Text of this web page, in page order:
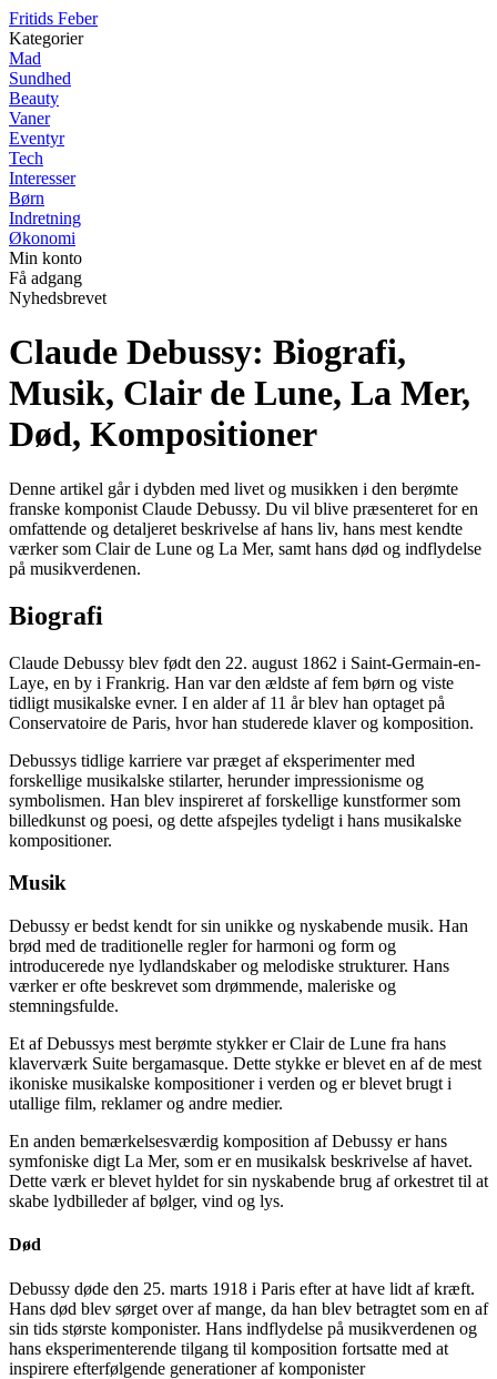
Fritids Feber
Kategorier
Mad
Sundhed
Beauty
Vaner
Eventyr
Tech
Interesser
Børn
Indretning
Økonomi
Min konto
Få adgang
Nyhedsbrevet
Claude Debussy: Biografi,
Musik, Clair de Lune, La Mer,
Død, Kompositioner
Denne artikel går i dybden med livet og musikken i den berømte
franske komponist Claude Debussy. Du vil blive præsenteret for en
omfattende og detaljeret beskrivelse af hans liv, hans mest kendte
værker som Clair de Lune og La Mer, samt hans død og indflydelse
på musikverdenen.
Biografi
Claude Debussy blev født den 22. august 1862 i Saint-Germain-en-
Laye, en by i Frankrig. Han var den ældste af fem børn og viste
tidligt musikalske evner. I en alder af 11 år blev han optaget på
Conservatoire de Paris, hvor han studerede klaver og komposition.
Debussys tidlige karriere var præget af eksperimenter med
forskellige musikalske stilarter, herunder impressionisme og
symbolismen. Han blev inspireret af forskellige kunstformer som
billedkunst og poesi, og dette afspejles tydeligt i hans musikalske
kompositioner.
Musik
Debussy er bedst kendt for sin unikke og nyskabende musik. Han
brød med de traditionelle regler for harmoni og form og
introducerede nye lydlandskaber og melodiske strukturer. Hans
værker er ofte beskrevet som drømmende, maleriske og
stemningsfulde.
Et af Debussys mest berømte stykker er Clair de Lune fra hans
klaverværk Suite bergamasque. Dette stykke er blevet en af ​​de mest
ikoniske musikalske kompositioner i verden og er blevet brugt i
utallige film, reklamer og andre medier.
En anden bemærkelsesværdig komposition af Debussy er hans
symfoniske digt La Mer, som er en musikalsk beskrivelse af havet.
Dette værk er blevet hyldet for sin nyskabende brug af orkestret til at
skabe lydbilleder af bølger, vind og lys.
Død
Debussy døde den 25. marts 1918 i Paris efter at have lidt af kræft.
Hans død blev sørget over af mange, da han blev betragtet som en af
​​sin tids største komponister. Hans indflydelse på musikverdenen og
hans eksperimenterende tilgang til komposition fortsatte med at
inspirere efterfølgende generationer af komponister